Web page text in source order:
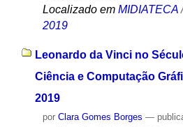
Localizado em MIDIATECA
2019
Leonardo da Vinci no
Ciência e Computação
2019
por Clara Gomes Borges —